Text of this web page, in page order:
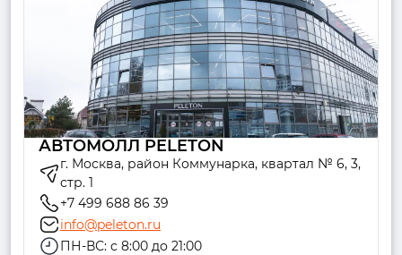
АВТОМОЛЛ PELETON
г. Москва, район Коммунарка, квартал № 6, 3,
стр. 1
+7 499 688 86 39
info@peleton.ru
ПН-ВС: с 8:00 до 21:00